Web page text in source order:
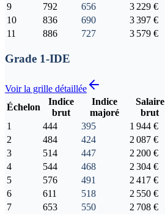
9
792 656 3 229 €
10
836 690 3 397 €
11
886 727 3 579 €
Grade 1-IDE
Voir la grille détaillée
Échelon
Indice
brut
Indice
majoré
Salaire
brut
1
444 395 1 944 €
2
484 424 2 087 €
3
514 447 2 200 €
4
544 468 2 304 €
5
576 491 2 417 €
6
611 518 2 550 €
7
653 550 2 708 €